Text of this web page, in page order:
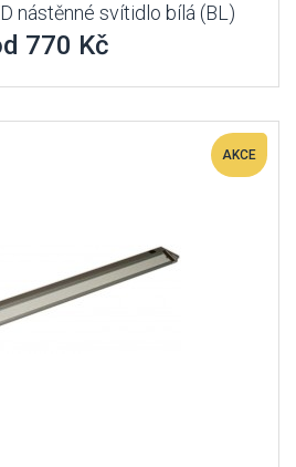
nástěnné svítidlo bílá (BL)
770 Kč
AKCE